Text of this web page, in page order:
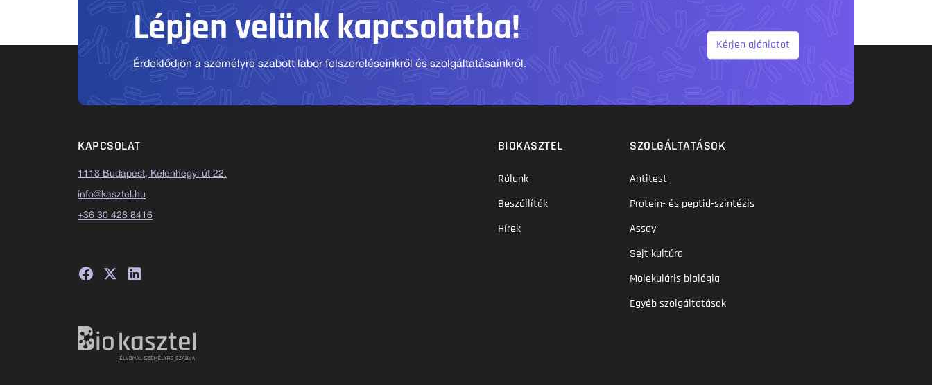
Lépjen velünk kapcsolatba!
Érdeklődjön a személyre szabott labor felszereléseinkről és szolgáltatásainkról.
Kérjen ajánlatot
KAPCSOLAT
1118 Budapest, Kelenhegyi út 22.
info@kasztel.hu
+36 30 428 8416
BIOKASZTEL
Rólunk
Beszállítók
Hírek
SZOLGÁLTATÁSOK
Antitest
Protein- és peptid-szintézis
Assay
Sejt kultúra
Molekuláris biológia
Egyéb szolgáltatások